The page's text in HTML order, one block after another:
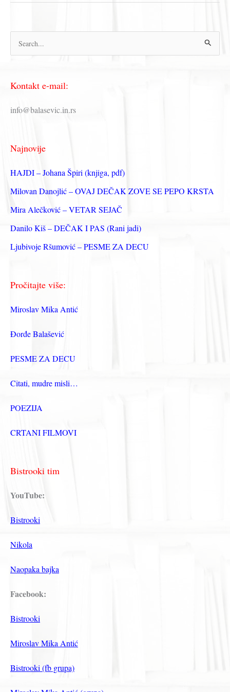
DECU
р
т
р
а
з
а
Kontakt e-mail:
info@balasevic.in.rs
Najnovije
HAJDI – Johana Špiri (knjiga, pdf)
Milovan Danojlić – OVAJ DEČAK ZOVE SE PEPO KRSTA
Mira Alečković – VETAR SEJAČ
Danilo Kiš – DEČAK I PAS (Rani jadi)
Ljubivoje Ršumović – PESME ZA DECU
Pročitajte više:
Miroslav Mika Antić
Đorđe Balašević
PESME ZA DECU
Citati, mudre misli…
POEZIJA
CRTANI FILMOVI
Bistrooki tim
YouTube:
Bistrooki
Nikola
Naopaka bajka
Facebook:
Bistrooki
Miroslav Mika Antić
Bistrooki (fb grupa)